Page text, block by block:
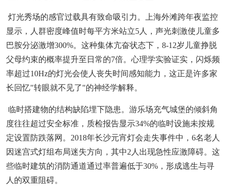
灯光秀场的感官过载具有致命吸引力。上海外滩跨年夜监控
显示，人群密度峰值时每平方米站立5人，声光刺激使儿童多
巴胺分泌激增300%。这种集体亢奋状态下，8-12岁儿童挣脱
父母约束的概率提升至日常的7倍。心理学实验证实，闪烁频
率超过10Hz的灯光会使人丧失时间感知能力，这正是许多家
长回忆"转眼就不见了"的神经学解释。
临时搭建物的结构缺陷埋下隐患。游乐场充气城堡的倾斜角
度往往超过安全标准，质检报告显示34%的临时设施未按规
定设置防跌落网。2018年长沙元宵灯会走失事件中，6名老人
因迷宫式灯组布局迷失方向，其中2人出现急性应激障碍。这
些临时建筑的消防通道通过率普遍低于30%，形成逃生与寻
人的双重阻碍。